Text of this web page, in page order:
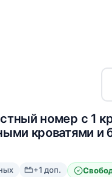
номер с 1
кроватями и
+1 доп.